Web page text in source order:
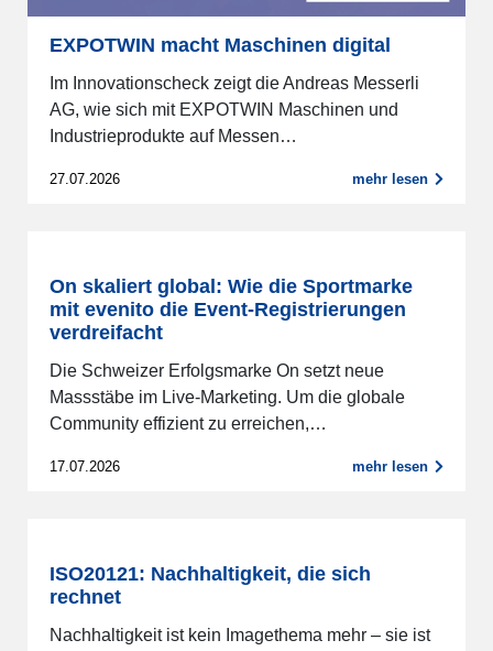
EXPOTWIN macht Maschinen digital
Im Innovationscheck zeigt die Andreas Messerli
AG, wie sich mit EXPOTWIN Maschinen und
Industrieprodukte auf Messen…
27.07.2026 mehr lesen
On skaliert global: Wie die Sportmarke
mit evenito die Event-Registrierungen
verdreifacht
Die Schweizer Erfolgsmarke On setzt neue
Massstäbe im Live-Marketing. Um die globale
Community effizient zu erreichen,…
17.07.2026 mehr lesen
ISO20121: Nachhaltigkeit, die sich
rechnet
Nachhaltigkeit ist kein Imagethema mehr – sie ist